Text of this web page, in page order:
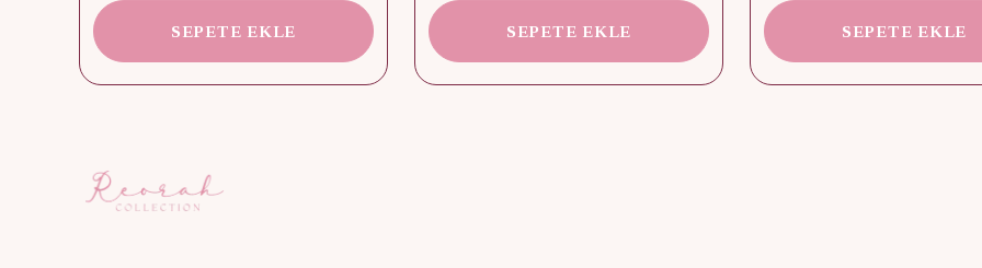
SEPETE EKLE SEPETE EKLE SEPETE EKLE